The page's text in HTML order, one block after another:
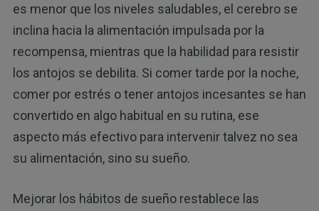
es menor que los niveles saludables, el cerebro se
inclina hacia la alimentación impulsada por la
recompensa, mientras que la habilidad para resistir
los antojos se debilita. Si comer tarde por la noche,
comer por estrés o tener antojos incesantes se han
convertido en algo habitual en su rutina, ese
aspecto más efectivo para intervenir talvez no sea
su alimentación, sino su sueño.
Mejorar los hábitos de sueño restablece las